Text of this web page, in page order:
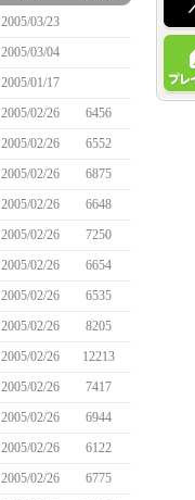
2005/03/23
2005/03/04
2005/01/17
2005/02/26
6456
2005/02/26
6552
2005/02/26
6875
2005/02/26
6648
2005/02/26
7250
2005/02/26
6654
2005/02/26
6535
2005/02/26
8205
2005/02/26
12213
2005/02/26
7417
2005/02/26
6944
2005/02/26
6122
2005/02/26
6775